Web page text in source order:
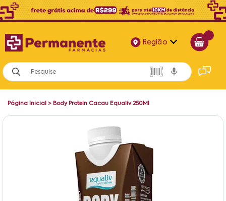
Região
Alagoas
Bahia
Página Inicial > Body Protein Cacau Equaliv 250Ml